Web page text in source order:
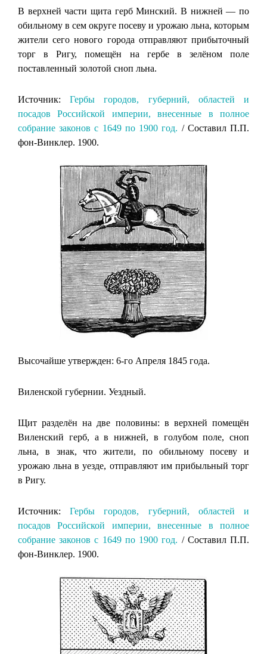
В верхней части щита герб Минский. В нижней — по
обильному в сем округе посеву и урожаю льна, которым
жители сего нового города отправляют прибыточный
торг в Ригу, помещён на гербе в зелёном поле
поставленный золотой сноп льна.
Источник:Гербы городов, губерний, областей и
посадов Российской империи, внесенные в полное
собрание законов с 1649 по 1900 год. / Составил П.П.
фон-Винклер. 1900.
Высочайше утвержден: 6-го Апреля 1845 года.
Виленской губернии. Уездный.
Щит разделён на две половины: в верхней помещён
Виленский герб, а в нижней, в голубом поле, сноп
льна, в знак, что жители, по обильному посеву и
урожаю льна в уезде, отправляют им прибыльный торг
в Ригу.
Источник:Гербы городов, губерний, областей и
посадов Российской империи, внесенные в полное
собрание законов с 1649 по 1900 год. / Составил П.П.
фон-Винклер. 1900.